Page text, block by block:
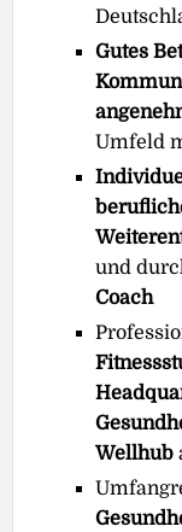
Gutes
Umfeld
und
Coach
Wellhub